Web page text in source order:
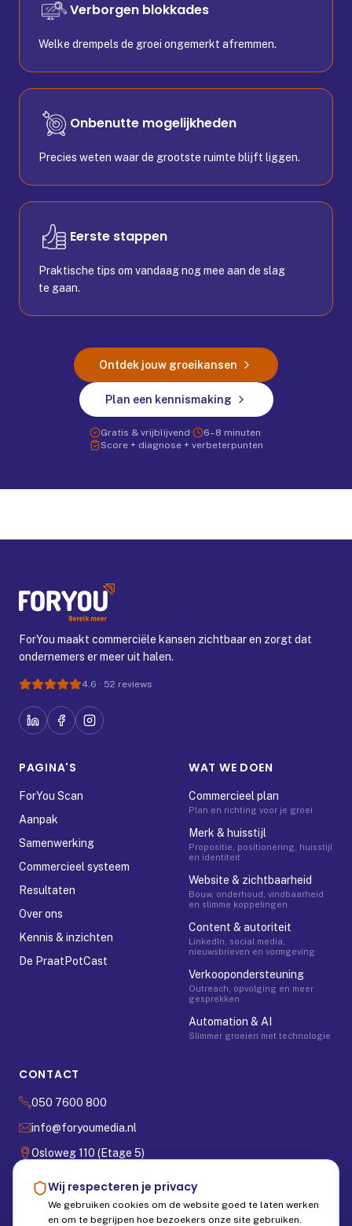
Verborgen blokkades
Welke drempels de groei ongemerkt afremmen.
Onbenutte mogelijkheden
Precies weten waar de grootste ruimte blijft liggen.
Eerste stappen
Praktische tips om vandaag nog mee aan de slag
te gaan.
Ontdek jouw groeikansen
Plan een kennismaking
Gratis & vrijblijvend· 6–8 minuten·
Score + diagnose + verbeterpunten
ForYou maakt commerciële kansen zichtbaar en zorgt dat
ondernemers er meer uit halen.
4.6 · 52 reviews
PAGINA'S
ForYou Scan
Aanpak
Samenwerking
Commercieel systeem
Resultaten
Over ons
Kennis & inzichten
De PraatPotCast
WAT WE DOEN
Commercieel plan
Plan en richting voor je groei
Merk & huisstijl
Propositie, positionering, huisstijl
en identiteit
Website & zichtbaarheid
Bouw, onderhoud, vindbaarheid
en slimme koppelingen
Content & autoriteit
LinkedIn, social media,
nieuwsbrieven en vormgeving
Verkoopondersteuning
Outreach, opvolging en meer
gesprekken
Automation & AI
Slimmer groeien met technologie
CONTACT
050 7600 800
info@foryoumedia.nl
Osloweg 110 (Etage 5)
Start de ForYou Scan
Wij respecteren je privacy
We gebruiken cookies om de website goed te laten werken
en om te begrijpen hoe bezoekers onze site gebruiken.